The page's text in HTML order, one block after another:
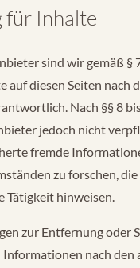
für Inhalte
sind wir gemäß §
auf diesen Seiten nach
Nach §§ 8
jedoch nicht
fremde
zu forschen,
Tätigkeit hinweisen.
zur Entfernung oder
nach den